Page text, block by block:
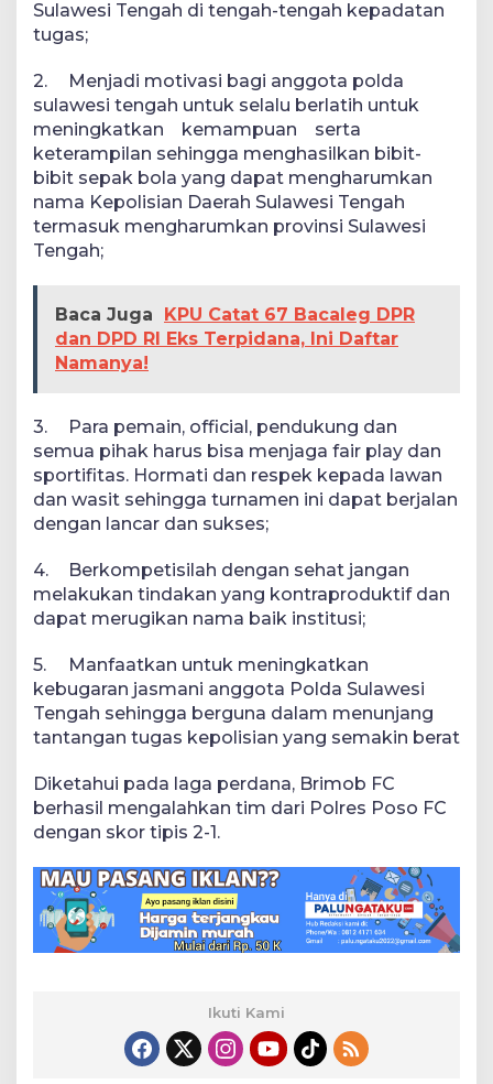
Sulawesi Tengah di tengah-tengah kepadatan
tugas;
2.
Menjadi motivasi bagi anggota polda
sulawesi tengah untuk selalu berlatih untuk
meningkatkan kemampuan serta
keterampilan sehingga menghasilkan bibit-
bibit sepak bola yang dapat mengharumkan
nama Kepolisian Daerah Sulawesi Tengah
termasuk mengharumkan provinsi Sulawesi
Tengah;
Baca Juga
KPU Catat 67 Bacaleg DPR
dan DPD RI Eks Terpidana, Ini Daftar
Namanya!
3.
Para pemain, official, pendukung dan
semua pihak harus bisa menjaga fair play dan
sportifitas. Hormati dan respek kepada lawan
dan wasit sehingga turnamen ini dapat berjalan
dengan lancar dan sukses;
4.
Berkompetisilah dengan sehat jangan
melakukan tindakan yang kontraproduktif dan
dapat merugikan nama baik institusi;
5.
Manfaatkan untuk meningkatkan
kebugaran jasmani anggota Polda Sulawesi
Tengah sehingga berguna dalam menunjang
tantangan tugas kepolisian yang semakin berat
Diketahui pada laga perdana, Brimob FC
berhasil mengalahkan tim dari Polres Poso FC
dengan skor tipis 2-1.
Ikuti Kami